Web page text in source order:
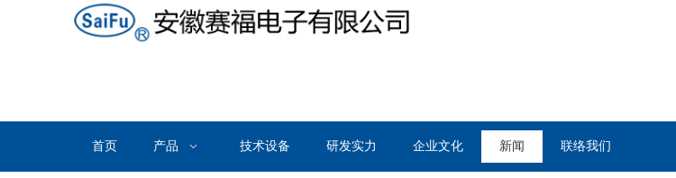
首页 产品 技术设备 研发实力 企业文化 新闻 联络我们